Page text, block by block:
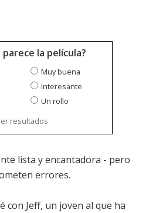
la película?
Muy buena
Interesante
Un rollo
resultados
lista y encantadora - pero
errores.
con Jeff, un joven al que ha